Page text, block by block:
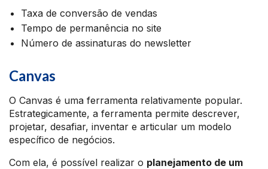
Taxa de conversão de vendas
Tempo de permanência no site
Número de assinaturas do newsletter
Canvas
O Canvas é uma ferramenta relativamente popular.
Estrategicamente, a ferramenta permite descrever,
projetar, desafiar, inventar e articular um modelo
específico de negócios.
Com ela, é possível realizar o planejamento de um